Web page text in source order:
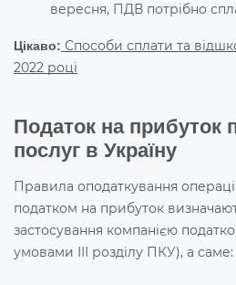
вересня, ПДВ потрібно
Цікаво: Способи сплати та
2022 році
Податок на прибуток
послуг в Україну
Правила оподаткування
податком на прибуток
застосування компанією
умовами ІІІ розділу ПКУ), а саме: